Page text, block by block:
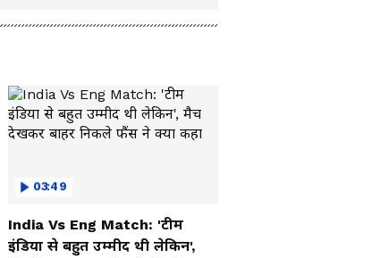
03:49
India Vs Eng Match: 'टीम
इंडिया से बहुत उम्मीद थी लेकिन',